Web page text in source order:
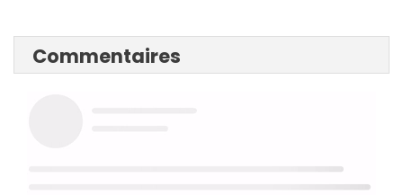
Commentaires